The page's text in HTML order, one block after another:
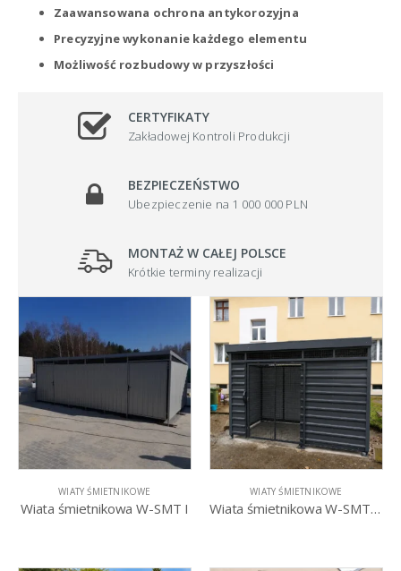
Zaawansowana ochrona antykorozyjna
Precyzyjne wykonanie każdego elementu
Możliwość rozbudowy w przyszłości
CERTYFIKATY
Zakładowej Kontroli Produkcji
BEZPIECZEŃSTWO
Ubezpieczenie na 1 000 000 PLN
MONTAŻ W CAŁEJ POLSCE
Krótkie terminy realizacji
WIATY ŚMIETNIKOWE
Wiata śmietnikowa W-SMT I
WIATY ŚMIETNIKOWE
Wiata śmietnikowa W-SMT R – drzwi przesuwne